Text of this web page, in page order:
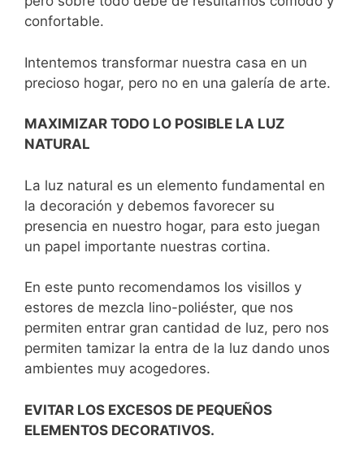
confortable.
Intentemos transformar nuestra casa en un
precioso hogar, pero no en una galería de arte.
MAXIMIZAR TODO LO POSIBLE LA LUZ
NATURAL
La luz natural es un elemento fundamental en
la decoración y debemos favorecer su
presencia en nuestro hogar, para esto juegan
un papel importante nuestras cortina.
En este punto recomendamos los visillos y
estores de mezcla lino-poliéster, que nos
permiten entrar gran cantidad de luz, pero nos
permiten tamizar la entra de la luz dando unos
ambientes muy acogedores.
EVITAR LOS EXCESOS DE PEQUEÑOS
ELEMENTOS DECORATIVOS.